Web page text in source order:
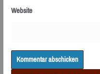
Website